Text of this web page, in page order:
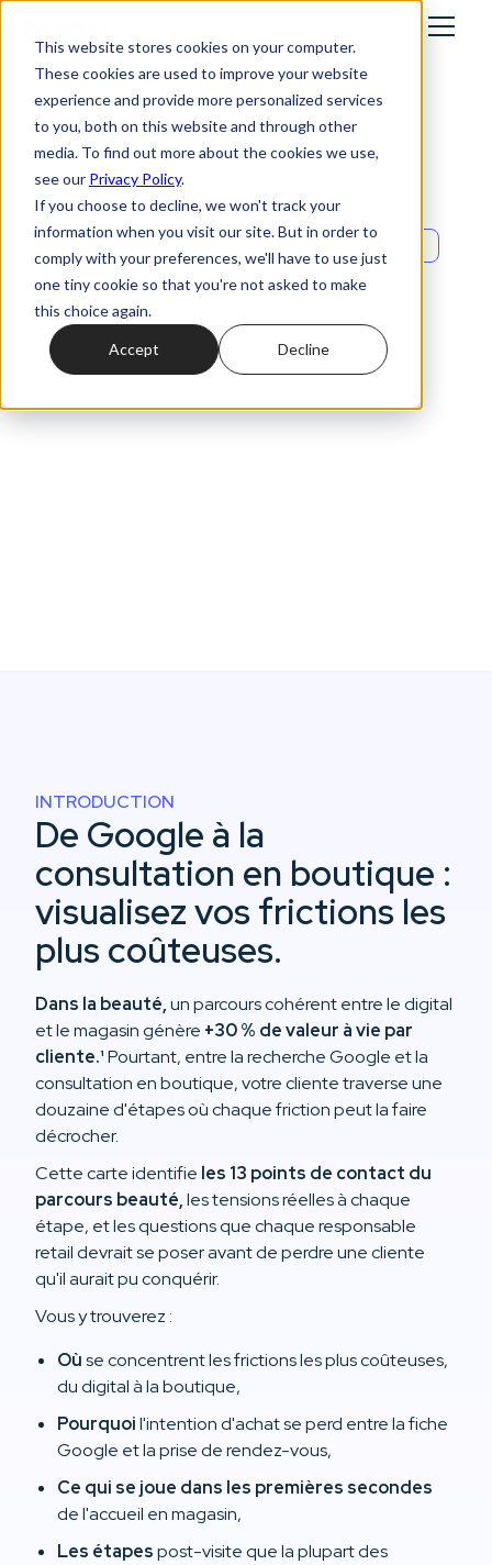
This website stores cookies on your computer.
These cookies are used to improve your website
experience and provide more personalized services
to you, both on this website and through other
media. To find out more about the cookies we use,
see our Privacy Policy.
If you choose to decline, we won't track your
information when you visit our site. But in order to
comply with your preferences, we'll have to use just
one tiny cookie so that you're not asked to make
this choice again.
Accept Decline
Beauté : les 13
moments où votre
cliente peut
INTRODUCTION
De Google à la
consultation en boutique :
visualisez vos frictions les
plus coûteuses.
Dans la beauté,un parcours cohérent entre le digital
et le magasin génère +30 % de valeur à vie par
cliente.¹Pourtant, entre la recherche Google et la
consultation en boutique, votre cliente traverse une
douzaine d'étapes où chaque friction peut la faire
décrocher.
Cette carte identifie les 13 points de contact du
parcours beauté,les tensions réelles à chaque
étape, et les questions que chaque responsable
retail devrait se poser avant de perdre une cliente
qu'il aurait pu conquérir.
Vous y trouverez :
Oùse concentrent les frictions les plus coûteuses,
du digital à la boutique,
Pourquoil'intention d'achat se perd entre la fiche
Google et la prise de rendez-vous,
Ce qui se joue dans les premières secondes
de l'accueil en magasin,
Les étapespost-visite que la plupart des